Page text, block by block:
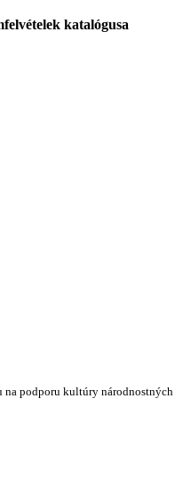
katalógusa
na podporu kultúry národnostných